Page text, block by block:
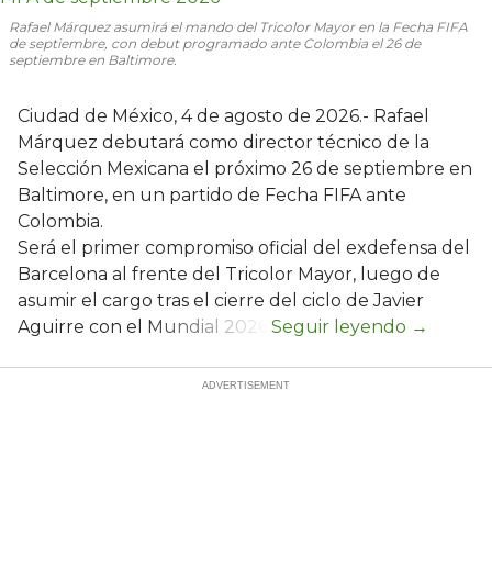
Rafael Márquez asumirá el mando del Tricolor Mayor en la Fecha FIFA
de septiembre, con debut programado ante Colombia el 26 de
septiembre en Baltimore.
Ciudad de México, 4 de agosto de 2026.- Rafael
Márquez debutará como director técnico de la
Selección Mexicana el próximo 26 de septiembre en
Baltimore, en un partido de Fecha FIFA ante
Colombia.
Será el primer compromiso oficial del exdefensa del
Barcelona al frente del Tricolor Mayor, luego de
asumir el cargo tras el cierre del ciclo de Javier
Aguirre con el Mundial 2026.